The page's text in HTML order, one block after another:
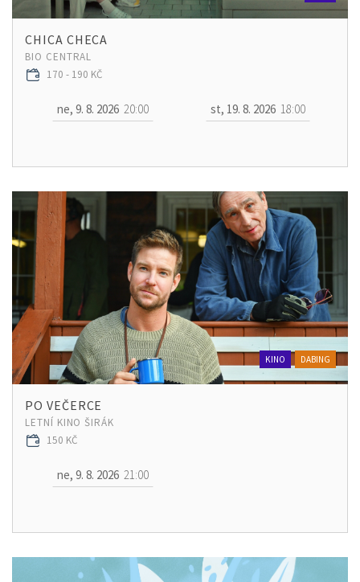
CHICA CHECA
BIO CENTRAL
170 - 190 KČ
ne, 9. 8. 2026 20:00 st, 19. 8. 2026 18:00
KINO DABING
PO VEČERCE
LETNÍ KINO ŠIRÁK
150 KČ
ne, 9. 8. 2026 21:00